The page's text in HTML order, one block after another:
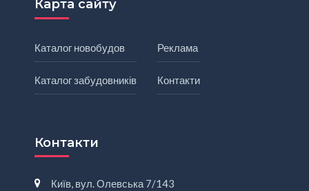
Карта сайту
Каталог новобудов
Каталог забудовників
Реклама
Контакти
Контакти
Київ, вул. Олевська 7/143